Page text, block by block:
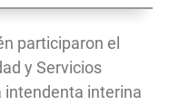
participaron el
y Servicios
intendenta interina